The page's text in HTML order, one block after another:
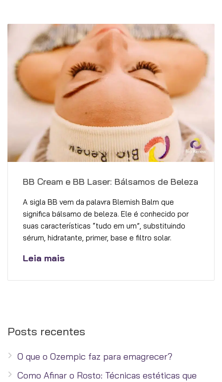
BB Cream e BB Laser: Bálsamos de Beleza
A sigla BB vem da palavra Blemish Balm que
significa bálsamo de beleza. Ele é conhecido por
suas características “tudo em um”, substituindo
sérum, hidratante, primer, base e filtro solar.
Leia mais
Posts recentes
O que o Ozempic faz para emagrecer?
Como Afinar o Rosto: Técnicas estéticas que